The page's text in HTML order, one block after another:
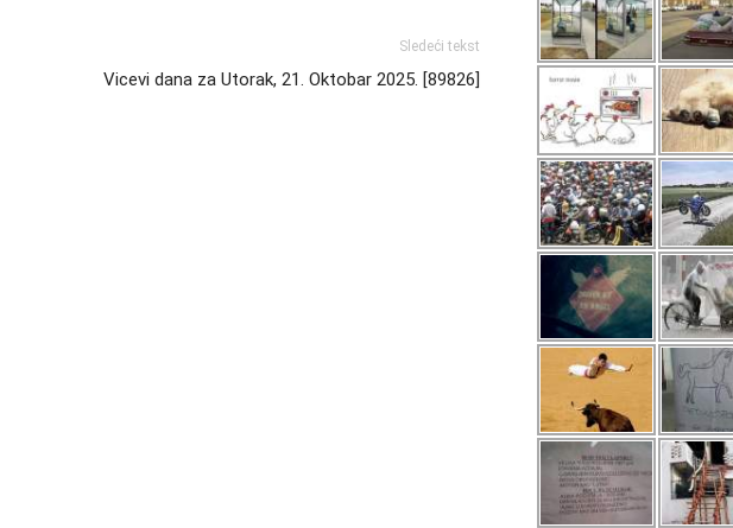
Sledeći tekst
Vicevi dana za Utorak, 21. Oktobar 2025. [89826]